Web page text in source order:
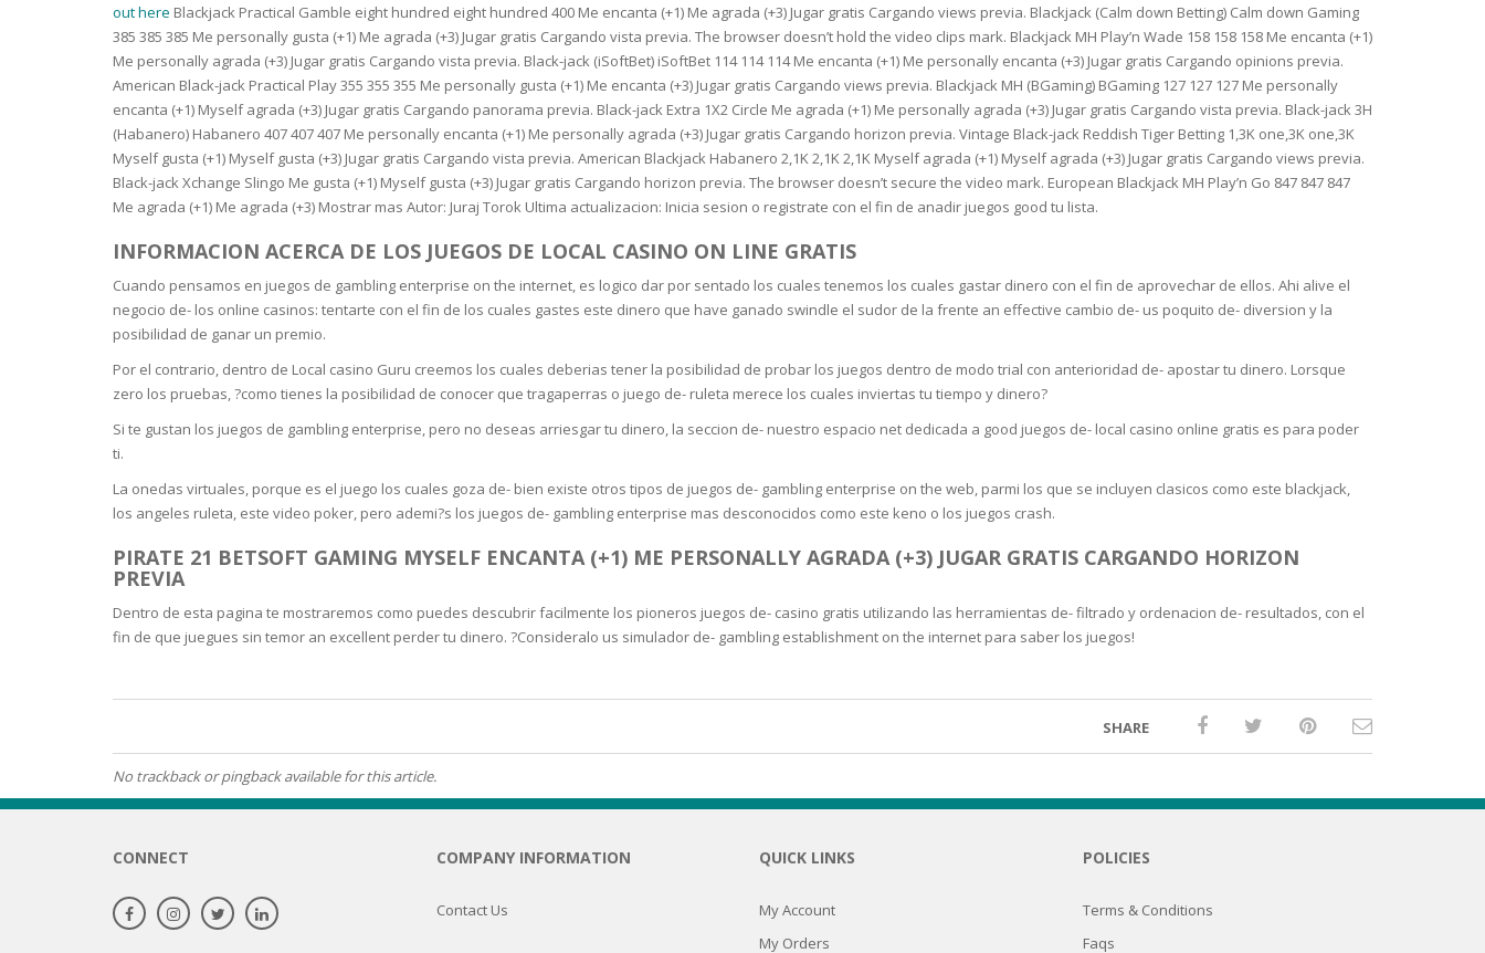
STICK
GEL
FOAM
BRUSH
DAY CARE
LIPS
EYE CARE
CLEANSING & MAKE-UP
REMOVER
VERY DRY OR ATOPIC
SKIN
ANTICELLULITE,FIRMING,
TIGHTENING &
SLIMMING
HEAVY LEGS &
CIRCULATION
WOMEN
ANTIPERSPIRANTS &
HAND CARE
BLOND & LIGHT
BROWN HAIR
COLORED & WHITE
HAIR
FINE HAIR
ANTI-HAIR LOSS &
STRENGTHENING
ANTI-DANDRUFF
IRRITATED SCALPS
HAIRLOSS
HAIR CARE
HAIR PROTECTION
CONDITIONNER
out here Blackjack Practical Gamble eight hundred eight hundred 400 Me encanta (+1) Me agrada (+3) Jugar gratis Cargando views previa. Blackjack (Calm down Betting) Calm down Gaming
385 385 385 Me personally gusta (+1) Me agrada (+3) Jugar gratis Cargando vista previa. The browser doesn’t hold the video clips mark. Blackjack MH Play’n Wade 158 158 158 Me encanta (+1)
Me personally agrada (+3) Jugar gratis Cargando vista previa. Black-jack (iSoftBet) iSoftBet 114 114 114 Me encanta (+1) Me personally encanta (+3) Jugar gratis Cargando opinions previa.
American Black-jack Practical Play 355 355 355 Me personally gusta (+1) Me encanta (+3) Jugar gratis Cargando views previa. Blackjack MH (BGaming) BGaming 127 127 127 Me personally
encanta (+1) Myself agrada (+3) Jugar gratis Cargando panorama previa. Black-jack Extra 1X2 Circle Me agrada (+1) Me personally agrada (+3) Jugar gratis Cargando vista previa. Black-jack 3H
(Habanero) Habanero 407 407 407 Me personally encanta (+1) Me personally agrada (+3) Jugar gratis Cargando horizon previa. Vintage Black-jack Reddish Tiger Betting 1,3K one,3K one,3K
Myself gusta (+1) Myself gusta (+3) Jugar gratis Cargando vista previa. American Blackjack Habanero 2,1K 2,1K 2,1K Myself agrada (+1) Myself agrada (+3) Jugar gratis Cargando views previa.
Black-jack Xchange Slingo Me gusta (+1) Myself gusta (+3) Jugar gratis Cargando horizon previa. The browser doesn’t secure the video mark. European Blackjack MH Play’n Go 847 847 847
Me agrada (+1) Me agrada (+3) Mostrar mas Autor: Juraj Torok Ultima actualizacion: Inicia sesion o registrate con el fin de anadir juegos good tu lista.
INFORMACION ACERCA DE LOS JUEGOS DE LOCAL CASINO ON LINE GRATIS
Cuando pensamos en juegos de gambling enterprise on the internet, es logico dar por sentado los cuales tenemos los cuales gastar dinero con el fin de aprovechar de ellos. Ahi alive el
negocio de- los online casinos: tentarte con el fin de los cuales gastes este dinero que have ganado swindle el sudor de la frente an effective cambio de- us poquito de- diversion y la
posibilidad de ganar un premio.
Por el contrario, dentro de Local casino Guru creemos los cuales deberias tener la posibilidad de probar los juegos dentro de modo trial con anterioridad de- apostar tu dinero. Lorsque
zero los pruebas, ?como tienes la posibilidad de conocer que tragaperras o juego de- ruleta merece los cuales inviertas tu tiempo y dinero?
Si te gustan los juegos de gambling enterprise, pero no deseas arriesgar tu dinero, la seccion de- nuestro espacio net dedicada a good juegos de- local casino online gratis es para poder
ti.
La onedas virtuales, porque es el juego los cuales goza de- bien existe otros tipos de juegos de- gambling enterprise on the web, parmi los que se incluyen clasicos como este blackjack,
los angeles ruleta, este video poker, pero ademi?s los juegos de- gambling enterprise mas desconocidos como este keno o los juegos crash.
PIRATE 21 BETSOFT GAMING MYSELF ENCANTA (+1) ME PERSONALLY AGRADA (+3) JUGAR GRATIS CARGANDO HORIZON
PREVIA
Dentro de esta pagina te mostraremos como puedes descubrir facilmente los pioneros juegos de- casino gratis utilizando las herramientas de- filtrado y ordenacion de- resultados, con el
fin de que juegues sin temor an excellent perder tu dinero. ?Consideralo us simulador de- gambling establishment on the internet para saber los juegos!
SHARE
No trackback or pingback available for this article.
CONNECT COMPANY INFORMATION
Contact Us
QUICK LINKS
My Account
My Orders
POLICIES
Terms & Conditions
Faqs